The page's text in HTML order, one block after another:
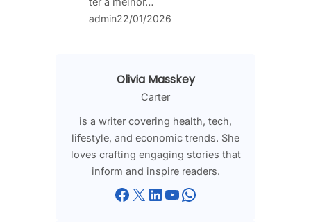
admin22/01/2026
Olivia Masskey
Carter
is a writer covering health, tech,
lifestyle, and economic trends. She
loves crafting engaging stories that
inform and inspire readers.
Facebook X LinkedIn YouTube WhatsApp